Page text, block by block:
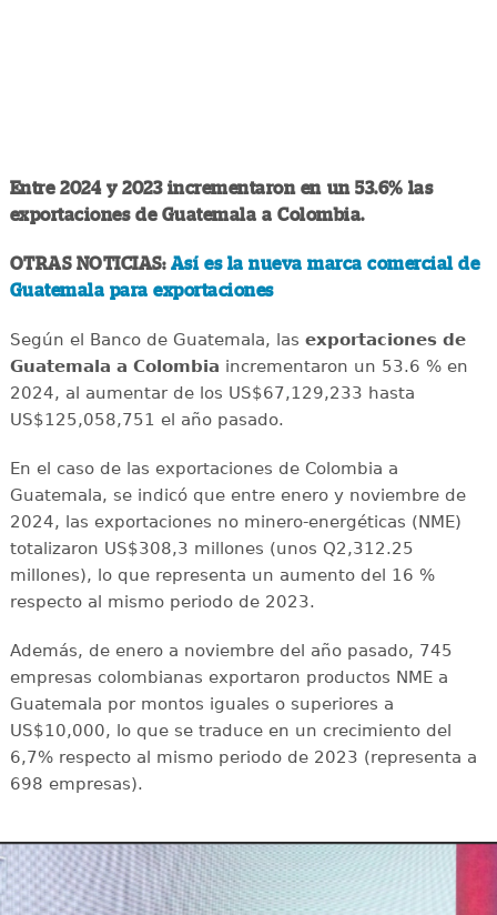
Entre 2024 y 2023 incrementaron en un 53.6% las
exportaciones de Guatemala a Colombia.
OTRAS NOTICIAS: Así es la nueva marca comercial de
Guatemala para exportaciones
Según el Banco de Guatemala, las exportaciones de
Guatemala a Colombia incrementaron un 53.6 % en
2024, al aumentar de los US$67,129,233 hasta
US$125,058,751 el año pasado.
En el caso de las exportaciones de Colombia a
Guatemala, se indicó que entre enero y noviembre de
2024, las exportaciones no minero-energéticas (NME)
totalizaron US$308,3 millones (unos Q2,312.25
millones), lo que representa un aumento del 16 %
respecto al mismo periodo de 2023.
Además, de enero a noviembre del año pasado, 745
empresas colombianas exportaron productos NME a
Guatemala por montos iguales o superiores a
US$10,000, lo que se traduce en un crecimiento del
6,7% respecto al mismo periodo de 2023 (representa a
698 empresas).